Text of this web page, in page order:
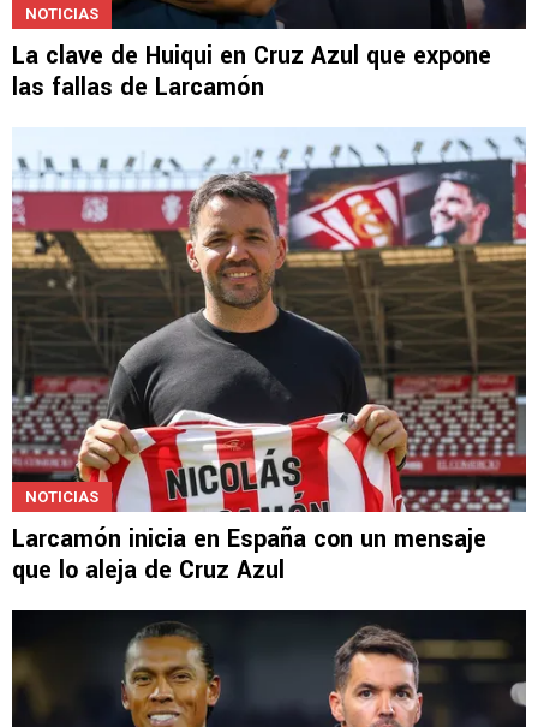
NOTICIAS
La clave de Huiqui en Cruz Azul que expone
las fallas de Larcamón
NOTICIAS
Larcamón inicia en España con un mensaje
que lo aleja de Cruz Azul